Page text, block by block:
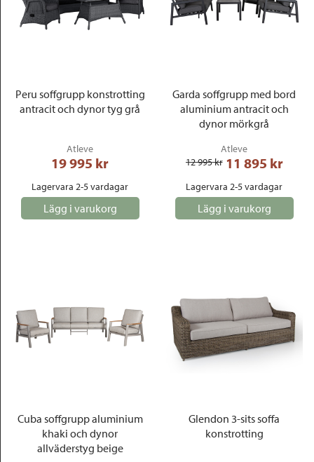
Peru soffgrupp konstrotting
antracit och dynor tyg grå
Atleve
19 995 kr
Lagervara 2-5 vardagar
Lägg i varukorg
Garda soffgrupp med bord
aluminium antracit och
dynor mörkgrå
Atleve
12 995 kr 11 895 kr
Lagervara 2-5 vardagar
Lägg i varukorg
Cuba soffgrupp aluminium
khaki och dynor
allväderstyg beige
Glendon 3-sits soffa
konstrotting